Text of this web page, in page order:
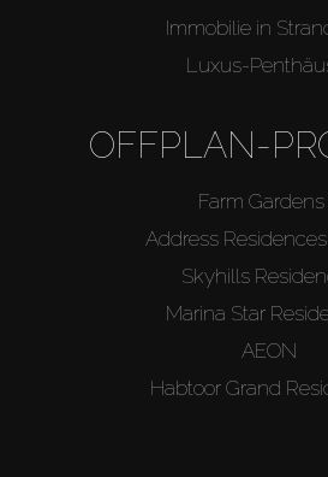
Immobilie in
Luxus-
OFFPLAN-
Farm Gardens
Address
Skyhills
Marina Star
AEON
Habtoor Grand